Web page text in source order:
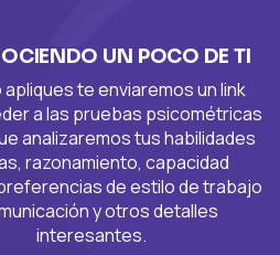
UN POCO DE TI
apliques te enviaremos un link
a las pruebas psicométricas
analizaremos tus habilidades
razonamiento, capacidad
de estilo de trabajo
y otros detalles
interesantes.